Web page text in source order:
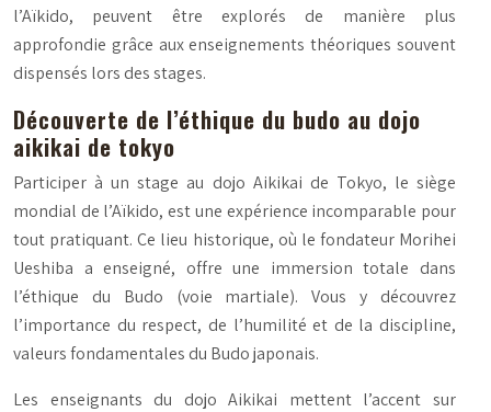
l’Aïkido, peuvent être explorés de manière plus
approfondie grâce aux enseignements théoriques souvent
dispensés lors des stages.
Découverte de l’éthique du budo au dojo
aikikai de tokyo
Participer à un stage au dojo Aikikai de Tokyo, le siège
mondial de l’Aïkido, est une expérience incomparable pour
tout pratiquant. Ce lieu historique, où le fondateur Morihei
Ueshiba a enseigné, offre une immersion totale dans
l’éthique du Budo (voie martiale). Vous y découvrez
l’importance du respect, de l’humilité et de la discipline,
valeurs fondamentales du Budo japonais.
Les enseignants du dojo Aikikai mettent l’accent sur